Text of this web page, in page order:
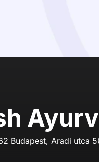
Budapest, Aradi utca